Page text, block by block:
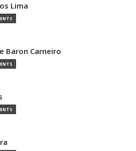
Lima
Baron Carneiro